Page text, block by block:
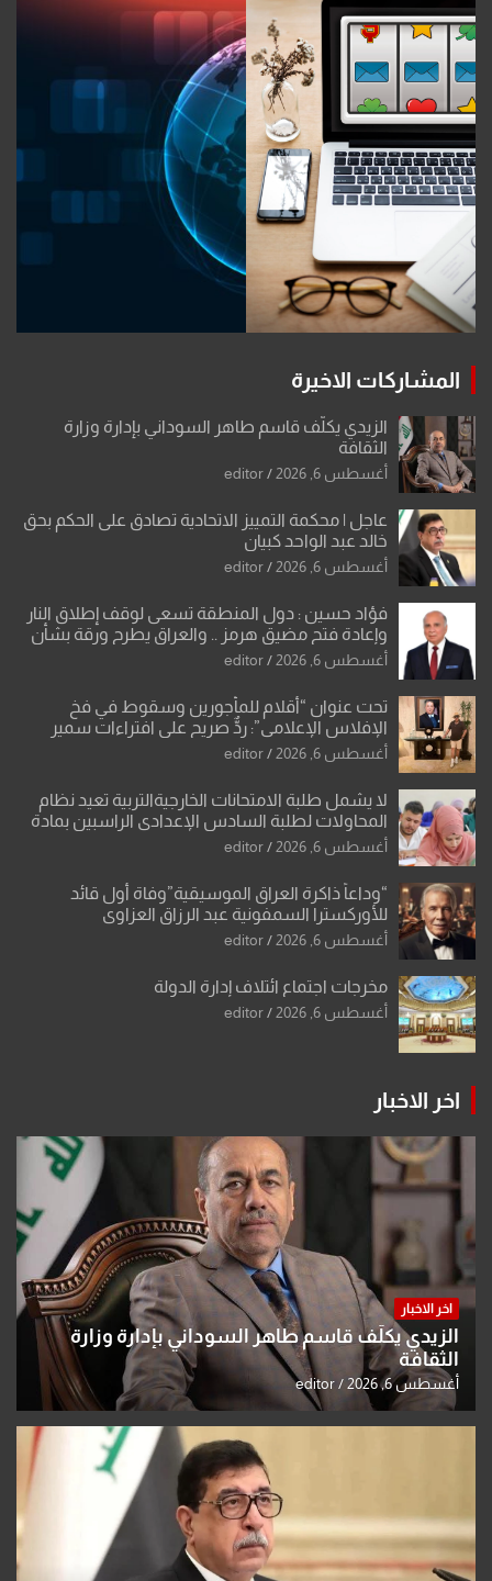
المشاركات الاخيرة
الزيدي يكلّف قاسم طاهر السوداني بإدارة وزارة
الثقافة
أغسطس 6, 2026 editor
عاجل | محكمة التمييز الاتحادية تصادق على الحكم بحق
خالد عبد الواحد كبيان
أغسطس 6, 2026 editor
فؤاد حسين : دول المنطقة تسعى لوقف إطلاق النار
وإعادة فتح مضيق هرمز .. والعراق يطرح ورقة بشأن
تحولات القدس
أغسطس 6, 2026 editor
تحت عنوان “أقلام للمأجورين وسقوط في فخ
الإفلاس الإعلامي”: ردٌّ صريح على افتراءات سمير
الشكرجي
أغسطس 6, 2026 editor
لا يشمل طلبة الامتحانات الخارجيةالتربية تعيد نظام
المحاولات لطلبة السادس الإعدادي الراسبين بمادة
أو مادتين
أغسطس 6, 2026 editor
“وداعاً ذاكرة العراق الموسيقية”وفاة أول قائد
للأوركسترا السمفونية عبد الرزاق العزاوي
أغسطس 6, 2026 editor
مخرجات اجتماع ائتلاف إدارة الدولة
أغسطس 6, 2026 editor
اخر الاخبار
اخر الاخبار
الزيدي يكلّف قاسم طاهر السوداني بإدارة وزارة
الثقافة
أغسطس 6, 2026 editor